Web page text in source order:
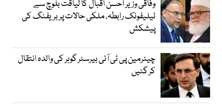
وفاقی وزیر احسن اقبال کا لیاقت بلوچ سے
ٹیلیفونک رابطہ، ملکی حالات پر بریفنگ کی
پیشکش
چیئرمین پی ٹی آئی بیرسٹر گوہر کی والدہ انتقال
کر گئیں